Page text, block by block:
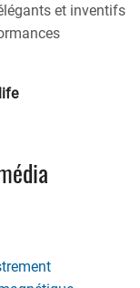
et inventifs